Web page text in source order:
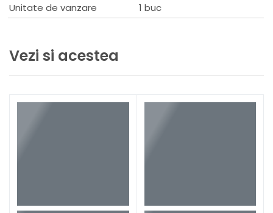
Unitate de vanzare
1 buc
Vezi si acestea